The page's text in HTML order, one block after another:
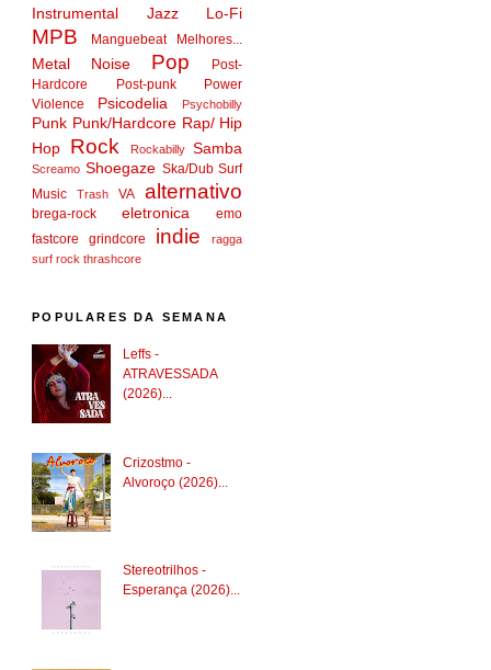
Instrumental Jazz Lo-Fi
MPB Manguebeat Melhores...
Metal Noise Pop
Post-
Hardcore
Post-punk
Power
Violence
Psicodelia Psychobilly
Punk Punk/Hardcore Rap/ Hip
Hop
Rock Rockabilly Samba
Screamo Shoegaze Ska/Dub Surf
Music
Trash VA alternativo
brega-rock eletronica
emo
fastcore
grindcore indie
ragga
surf rock thrashcore
POPULARES DA SEMANA
Leffs -
ATRAVESSADA
(2026)...
Crizostmo -
Alvoroço (2026)...
Stereotrilhos -
Esperança (2026)...